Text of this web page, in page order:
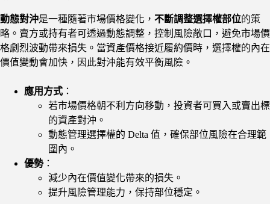
動態對沖是一種隨著市場價格變化， 不斷調整選擇權部位的策
略。賣方或持有者可透過動態調整，控制風險敞口，避免市場價
格劇烈波動帶來損失。當資產價格接近履約價時，選擇權的內在
價值變動會加快，因此對沖能有效平衡風險。
應用方式 ：
若市場價格朝不利方向移動，投資者可買入或賣出標
的資產對沖。
動態管理選擇權的 Delta 值，確保部位風險在合理範
圍內。
優勢：
減少內在價值變化帶來的損失。
提升風險管理能力，保持部位穩定。